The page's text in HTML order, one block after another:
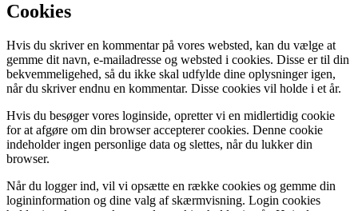
Cookies
Hvis du skriver en kommentar på vores websted, kan du vælge at
gemme dit navn, e-mailadresse og websted i cookies. Disse er til din
bekvemmeligehed, så du ikke skal udfylde dine oplysninger igen,
når du skriver endnu en kommentar. Disse cookies vil holde i et år.
Hvis du besøger vores loginside, opretter vi en midlertidig cookie
for at afgøre om din browser accepterer cookies. Denne cookie
indeholder ingen personlige data og slettes, når du lukker din
browser.
Når du logger ind, vil vi opsætte en række cookies og gemme din
logininformation og dine valg af skærmvisning. Login cookies